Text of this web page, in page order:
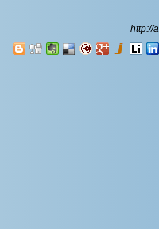
http://